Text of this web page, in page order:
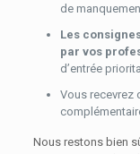
de
Les
par vos
d’entrée
Vous recevrez
Nous restons bien